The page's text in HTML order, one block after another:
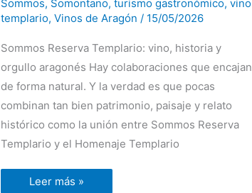
Sommos, Somontano, turismo gastronómico, vino
templario, Vinos de Aragón / 15/05/2026
Sommos Reserva Templario: vino, historia y
orgullo aragonés Hay colaboraciones que encajan
de forma natural. Y la verdad es que pocas
combinan tan bien patrimonio, paisaje y relato
histórico como la unión entre Sommos Reserva
Templario y el Homenaje Templario
medieval
de
Monzón
Leer más »